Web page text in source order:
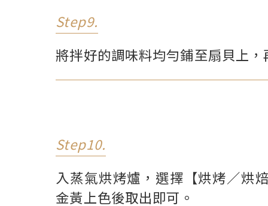
Step9.
將拌好的調味料均勻鋪至扇貝上，
Step10.
入蒸氣烘烤爐，選擇【烘烤／烘
金黃上色後取出即可。